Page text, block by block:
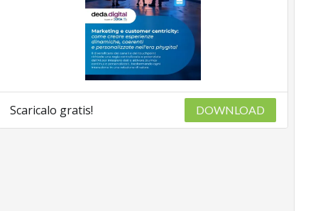
Scaricalo gratis! DOWNLOAD